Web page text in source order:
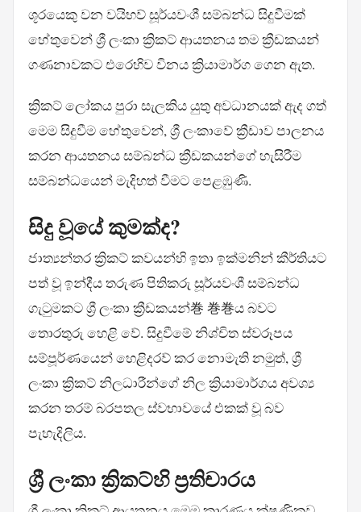
ශූරයෙකු වන වයිභව් සූර්යවංශී සම්බන්ධ සිදුවීමක්
හේතුවෙන් ශ්‍රී ලංකා ක්‍රිකට් ආයතනය තම ක්‍රීඩකයන්
ගණනාවකට එරෙහිව විනය ක්‍රියාමාර්ග ගෙන ඇත.
ක්‍රිකට් ලෝකය පුරා සැලකිය යුතු අවධානයක් ඇද ගත්
මෙම සිදුවීම හේතුවෙන්, ශ්‍රී ලංකාවේ ක්‍රීඩාව පාලනය
කරන ආයතනය සම්බන්ධ ක්‍රීඩකයන්ගේ හැසිරීම
සම්බන්ධයෙන් මැදිහත් වීමට පෙළඹුණි.
සිදු වූයේ කුමක්ද?
ජාත්‍යන්තර ක්‍රිකට් කවයන්හි ඉතා ඉක්මනින් කීර්තියට
පත් වූ ඉන්දීය තරුණ පිතිකරු සූර්යවංශී සම්බන්ධ
ගැටුමකට ශ්‍රී ලංකා ක්‍රීඩකයන්巻 巻巻ය බවට
තොරතුරු හෙළි වේ. සිදුවීමේ නිශ්චිත ස්වරූපය
සම්පූර්ණයෙන් හෙළිදරව් කර නොමැති නමුත්, ශ්‍රී
ලංකා ක්‍රිකට් නිලධාරීන්ගේ නිල ක්‍රියාමාර්ගය අවශ්‍ය
කරන තරම් බරපතල ස්වභාවයේ එකක් වූ බව
පැහැදිලිය.
ශ්‍රී ලංකා ක්‍රිකට්හි ප්‍රතිචාරය